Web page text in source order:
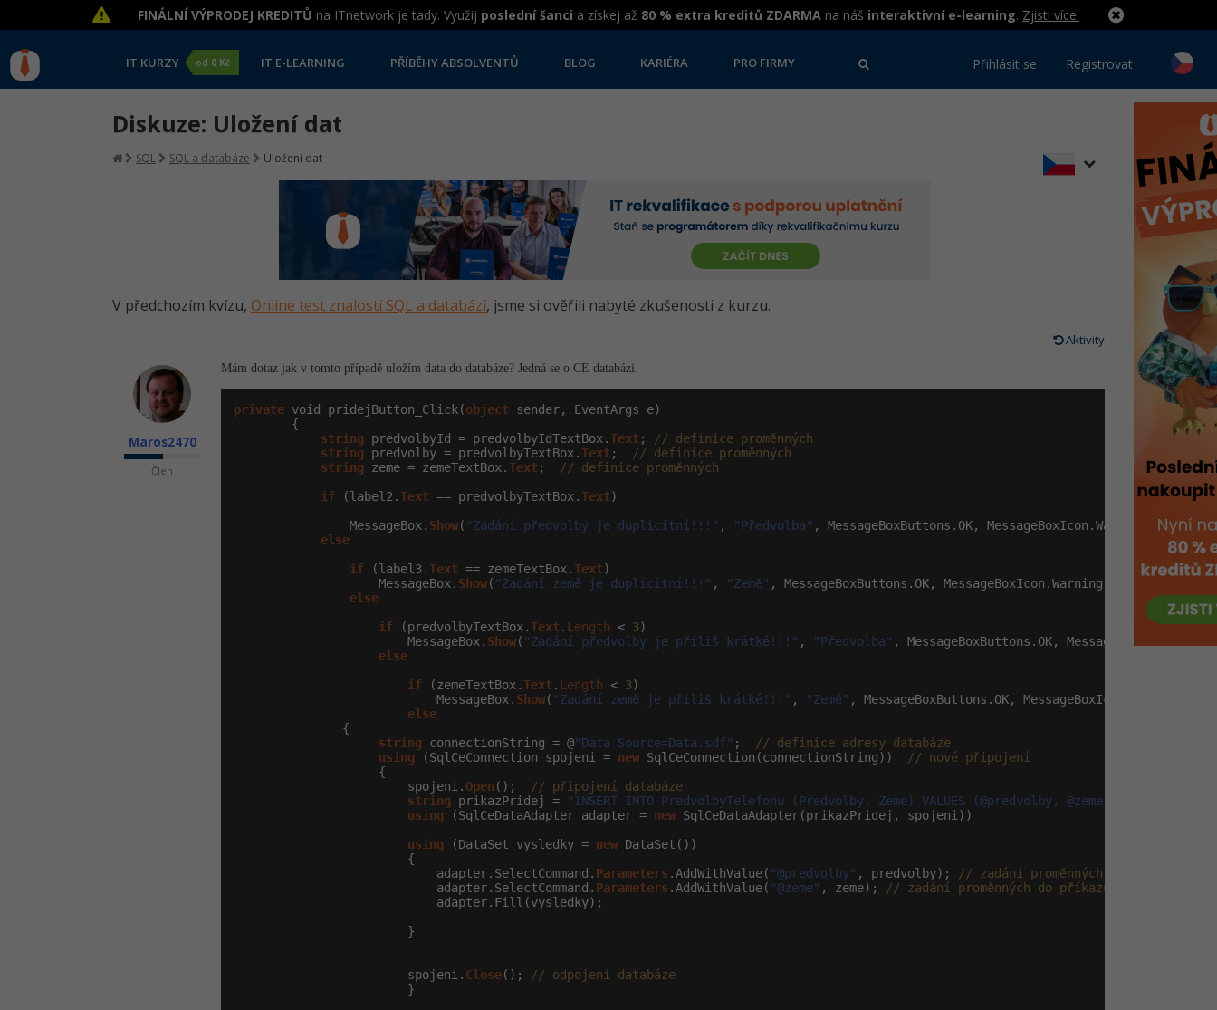
FINÁLNÍ VÝPRODEJ KREDITŮ na ITnetwork je tady. Využij poslední šanci a získej až 80 % extra kreditů ZDARMA na náš interaktivní e-learning. Zjisti více:
IT KURZY od 0 Kč IT E-LEARNING PŘÍBĚHY ABSOLVENTŮ BLOG KARIÉRA PRO FIRMY Přihlásit se Registrovat
Diskuze: Uložení dat
SQL SQL a databáze Uložení dat
V předchozím kvízu, Online test znalostí SQL a databází, jsme si ověřili nabyté zkušenosti z kurzu.
Aktivity
Maros2470
Člen
Mám dotaz jak v tomto případě uložím data do databáze? Jedná se o CE databázi.
private void pridejButton_Click(object sender, EventArgs e)
        {
string predvolbyId = predvolbyIdTextBox. Text ;
// definice proměnných
string predvolby = predvolbyTextBox. Text ;
// definice proměnných
string zeme = zemeTextBox. Text ;
// definice proměnných
if (label2. Text == predvolbyTextBox. Text)
                MessageBox.
Show( "Zadání předvolby je duplicitní!!!" , "Předvolba" , MessageBoxButtons.OK, MessageBoxIcon.Warning);
else
if (label3. Text == zemeTextBox. Text)
                    MessageBox.
Show( "Zadání země je duplicitní!!!" , "Země" , MessageBoxButtons.OK, MessageBoxIcon.Warning);
else
if (predvolbyTextBox. Text . Length < 3)
                        MessageBox.
Show( "Zadání předvolby je příliš krátké!!!" , "Předvolba" , MessageBoxButtons.OK,
else
if (zemeTextBox. Text . Length < 3)
                            MessageBox.
Show( "Zadání země je příliš krátké!!!" , "Země" , MessageBoxButtons.OK, MessageBoxIcon.Warning);
else
               {
string connectionString = @"Data Source=Data.sdf" ;
// definice adresy databáze
using (SqlCeConnection spojeni = new SqlCeConnection(connectionString))
// nové připojení
                    {
                        spojeni.
Open ();
// připojení databáze
string prikazPridej = "INSERT INTO PredvolbyTelefonu (Predvolby, Zeme) VALUES (@predvolby, @zeme)"
using (SqlCeDataAdapter adapter = new SqlCeDataAdapter(prikazPridej, spojeni))
using (DataSet vysledky = new DataSet())
                        {
                            adapter.SelectCommand.
Parameters .AddWithValue( "@predvolby" , predvolby);
// zadání proměnných do příkazu
                            adapter.SelectCommand.
Parameters .AddWithValue( "@zeme" , zeme);
// zadání proměnných do příkazu
                            adapter.Fill(vysledky);
                        }
                        spojeni.
Close();
// odpojení databáze
                        }